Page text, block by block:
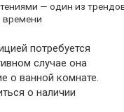
— один из
времени
потребуется
случае она
о ванной комнате.
о наличии